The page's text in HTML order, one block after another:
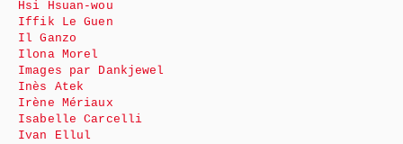
Hsi Hsuan-wou
Iffik Le Guen
Il Ganzo
Ilona Morel
Images par Dankjewel
Inès Atek
Irène Mériaux
Isabelle Carcelli
Ivan Ellul